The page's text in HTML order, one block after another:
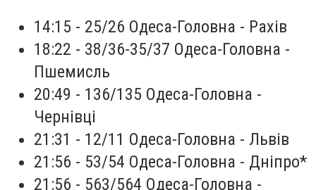
14:15 - 25/26 Одеса-Головна - Рахів
18:22 - 38/36-35/37 Одеса-Головна -
Пшемисль
20:49 - 136/135 Одеса-Головна -
Чернівці
21:31 - 12/11 Одеса-Головна - Львів
21:56 - 53/54 Одеса-Головна - Дніпро*
21:56 - 563/564 Одеса-Головна -